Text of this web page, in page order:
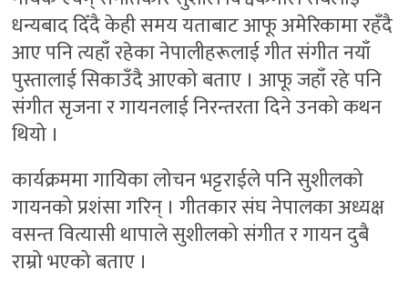
धन्यबाद दिँदै केही समय यताबाट आफू अमेरिकामा रहँदै
आए पनि त्यहाँ रहेका नेपालीहरूलाई गीत संगीत नयाँ
पुस्तालाई सिकाउँदै आएको बताए । आफू जहाँ रहे पनि
संगीत सृजना र गायनलाई निरन्तरता दिने उनको कथन
थियो ।
कार्यक्रममा गायिका लोचन भट्टराईले पनि सुशीलको
गायनको प्रशंसा गरिन् । गीतकार संघ नेपालका अध्यक्ष
वसन्त वित्यासी थापाले सुशीलको संगीत र गायन दुबै
राम्रो भएको बताए ।